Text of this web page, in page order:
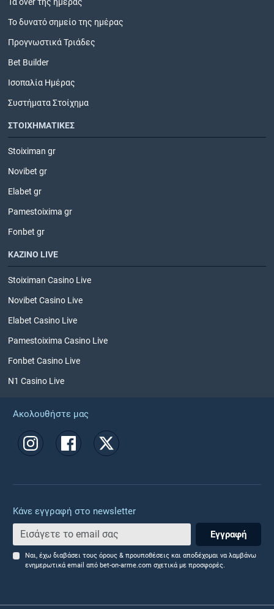
Τα over της ημέρας
Το δυνατό σημείο της ημέρας
Προγνωστικά Τριάδες
Bet Builder
Ισοπαλία Ημέρας
Συστήματα Στοίχημα
ΣΤΟΙΧΗΜΑΤΙΚΕΣ
Stoiximan gr
Novibet gr
Elabet gr
Pamestoixima gr
Fonbet gr
ΚΑΖΙΝΟ LIVE
Stoiximan Casino Live
Novibet Casino Live
Elabet Casino Live
Pamestoixima Casino Live
Fonbet Casino Live
N1 Casino Live
Ακολουθήστε μας
Κάνε εγγραφή στο newsletter
Εγγραφή
Ναι, έχω διαβάσει τους όρους & προυποθέσεις και αποδέχομαι να λαμβάνω
ενημερωτικά email από bet-on-arme.com σχετικά με προσφορές.